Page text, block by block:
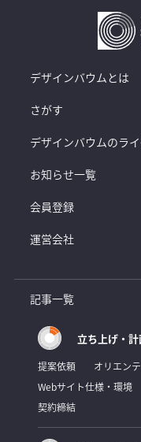
デザインバウムとは
さがす
デザインバウムのラ
お知らせ一覧
会員登録
運営会社
記事一覧
立ち上げ・
提案依頼 オリエン
Webサイト仕様・環境
契約締結